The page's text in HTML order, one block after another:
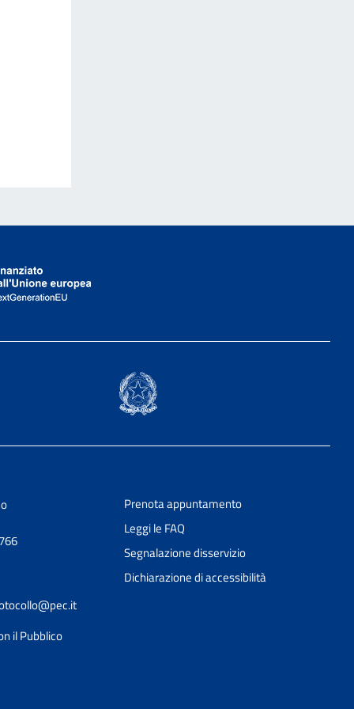
il Pubblico
Prenota appuntamento
Leggi le FAQ
Segnalazione disservizio
Dichiarazione di accessibilità